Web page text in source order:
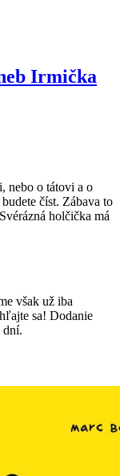
Irmička
nebo o tátovi a o
číst. Zábava to
holčička má
však už iba
sa! Dodanie
dní.